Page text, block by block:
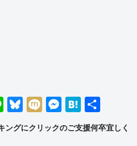
Li
n
e
Bl
e
M
ixi
M
ss
H
at
e
有
グにクリックのご支援何卒宜しく